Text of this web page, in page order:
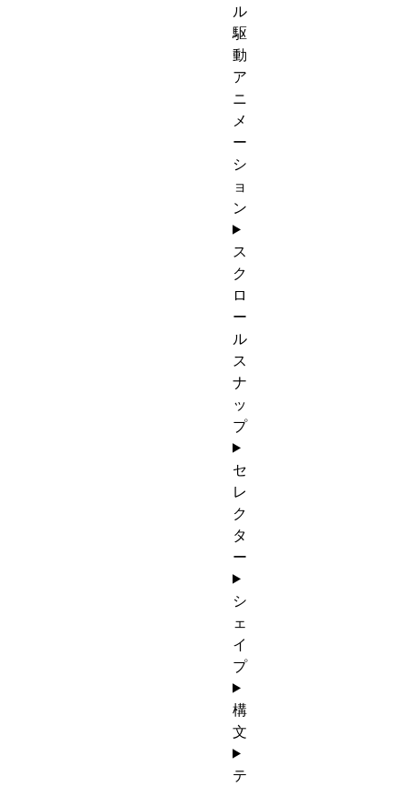
ル
駆
動
ア
ニ
メ
ー
シ
ョ
ン
ス
ク
ロ
ー
ル
ス
ナ
ッ
プ
セ
レ
ク
タ
ー
シ
ェ
イ
プ
構
文
テ